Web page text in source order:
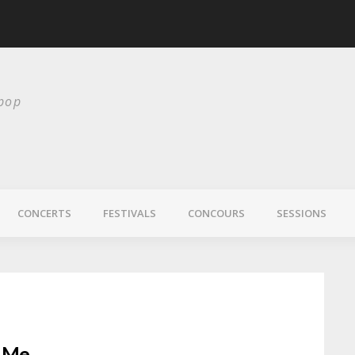
CONCERTS FESTIVALS CONCOURS SESSIONS